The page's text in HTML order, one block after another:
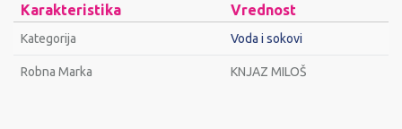
Karakteristika Vrednost
Kategorija Voda i sokovi
Robna Marka KNJAZ MILOŠ